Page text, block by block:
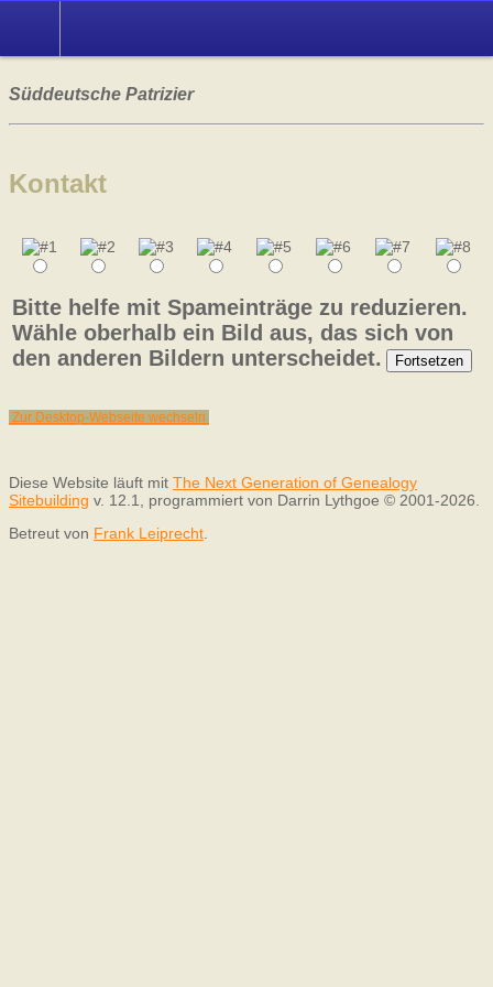
Süddeutsche Patrizier
Kontakt
Bitte helfe mit Spameinträge zu reduzieren.
Wähle oberhalb ein Bild aus, das sich von
den anderen Bildern unterscheidet.
Zur Desktop-Webseite wechseln
Diese Website läuft mit The Next Generation of Genealogy
Sitebuilding v. 12.1, programmiert von Darrin Lythgoe © 2001-2026.
Betreut von Frank Leiprecht